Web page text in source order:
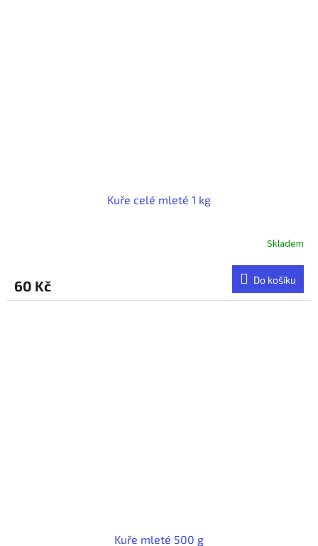
Kuře celé mleté 1 kg
Skladem
60 Kč Do košíku
Kuře mleté 500 g